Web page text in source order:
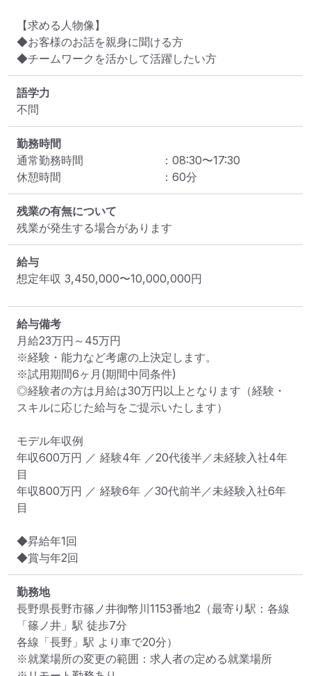
【求める人物像】
◆お客様のお話を親身に聞ける方
◆チームワークを活かして活躍したい方
語学力
不問
勤務時間
通常勤務時間
： 08:30〜17:30
休憩時間
： 60分
残業の有無について
残業が発生する場合があります
給与
想定年収 3,450,000〜10,000,000円
給与備考
月給23万円～45万円
※経験・能力など考慮の上決定します。
※試用期間6ヶ月(期間中同条件)
◎経験者の方は月給は30万円以上となります（経験・
スキルに応じた給与をご提示いたします）
モデル年収例
年収600万円 ／ 経験4年 ／20代後半／未経験入社4年
目
年収800万円 ／ 経験6年 ／30代前半／未経験入社6年
目
◆昇給年1回
勤務地
長野県長野市篠ノ井御幣川1153番地2 （最寄り駅：各線
「篠ノ井」駅 徒歩7分
各線「長野」駅 より車で20分）
※就業場所の変更の範囲：求人者の定める就業場所